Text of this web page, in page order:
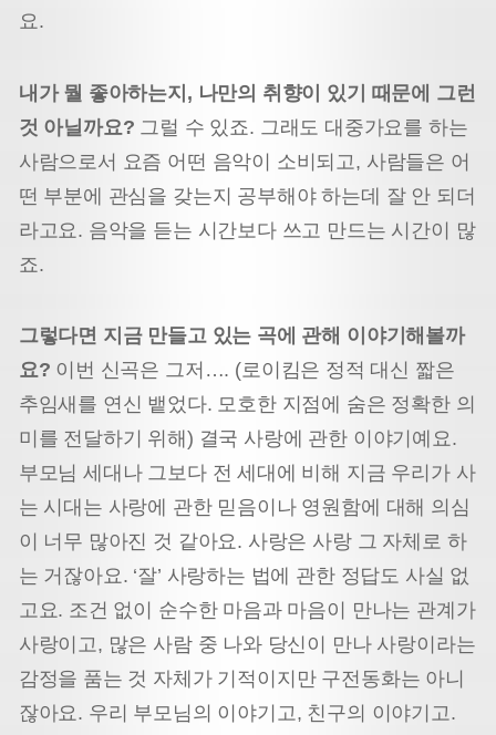
요.
내가 뭘 좋아하는지, 나만의 취향이 있기 때문에 그런
것 아닐까요? 그럴 수 있죠. 그래도 대중가요를 하는
사람으로서 요즘 어떤 음악이 소비되고, 사람들은 어
떤 부분에 관심을 갖는지 공부해야 하는데 잘 안 되더
라고요. 음악을 듣는 시간보다 쓰고 만드는 시간이 많
죠.
그렇다면 지금 만들고 있는 곡에 관해 이야기해볼까
요? 이번 신곡은 그저…. (로이킴은 정적 대신 짧은
추임새를 연신 뱉었다. 모호한 지점에 숨은 정확한 의
미를 전달하기 위해) 결국 사랑에 관한 이야기예요.
부모님 세대나 그보다 전 세대에 비해 지금 우리가 사
는 시대는 사랑에 관한 믿음이나 영원함에 대해 의심
이 너무 많아진 것 같아요. 사랑은 사랑 그 자체로 하
는 거잖아요. ‘잘’ 사랑하는 법에 관한 정답도 사실 없
고요. 조건 없이 순수한 마음과 마음이 만나는 관계가
사랑이고, 많은 사람 중 나와 당신이 만나 사랑이라는
감정을 품는 것 자체가 기적이지만 구전동화는 아니
잖아요. 우리 부모님의 이야기고, 친구의 이야기고.